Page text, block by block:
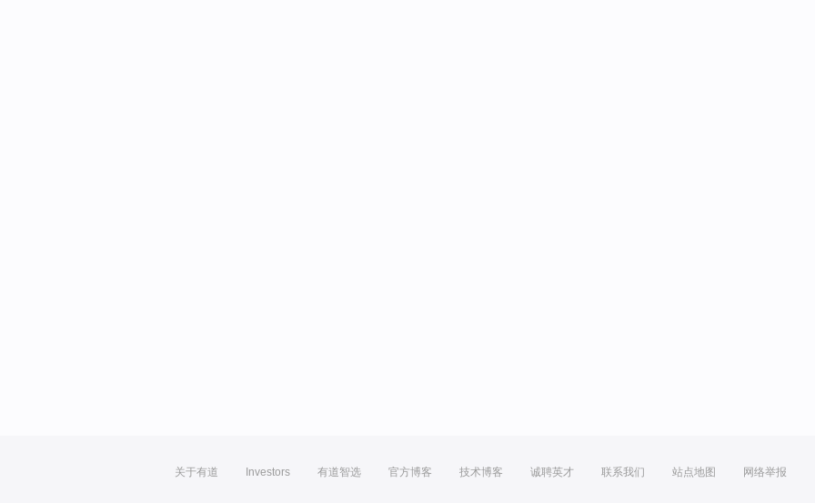
关于有道 Investors 有道智选 官方博客 技术博客 诚聘英才 联系我们 站点地图 网络举报